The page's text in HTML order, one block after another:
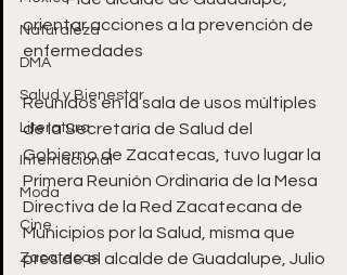
Naturaleza
DMA
Salud y Bienestar
Literatura
Internacional
Moda
Cine
Zacatecas
orientar acciones a la prevención de
enfermedades
Reunidos en la sala de usos múltiples
de la Secretaría de Salud del
Gobierno de Zacatecas, tuvo lugar la
Primera Reunión Ordinaria de la Mesa
Directiva de la Red Zacatecana de
Municipios por la Salud, misma que
preside el alcalde de Guadalupe, Julio